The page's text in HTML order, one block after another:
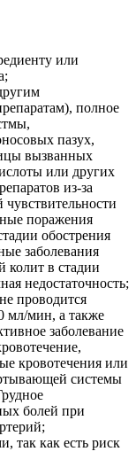
или
полное
пазух,
вызванных
или других
из-за
поражения
обострения
заболевания
колит в стадии
недостаточность;
проводится
мл/мин, а также
заболевание
кровотечения или
системы
болей при
так как есть риск